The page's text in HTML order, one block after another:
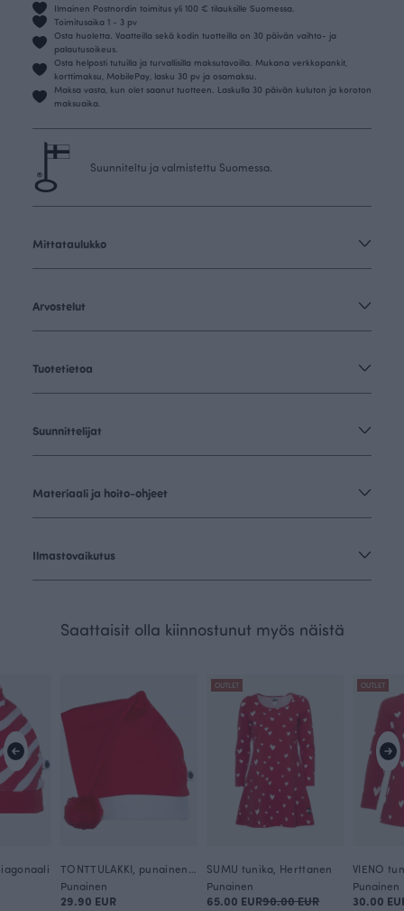
Ilmainen Postnordin toimitus yli 100 € tilauksille Suomessa.
Toimitusaika 1 - 3 pv
Osta huoletta. Vaatteilla sekä kodin tuotteilla on 30 päivän vaihto- ja
palautusoikeus.
Osta helposti tutuilla ja turvallisilla maksutavoilla. Mukana verkkopankit,
korttimaksu, MobilePay, lasku 30 pv ja osamaksu.
Maksa vasta, kun olet saanut tuotteen. Laskulla 30 päivän kuluton ja koroton
maksuaika.
Suunniteltu ja valmistettu Suomessa.
Mittataulukko
Arvostelut
Tuotetietoa
Suunnittelijat
Materiaali ja hoito-ohjeet
Ilmastovaikutus
Saattaisit olla kiinnostunut myös näistä
Punainen
29.90 EUR
OUTLET
SUMU tunika, Herttanen
Punainen
65.00 EUR90.00 EUR
OUTLET
VIENO
Punainen
30.00